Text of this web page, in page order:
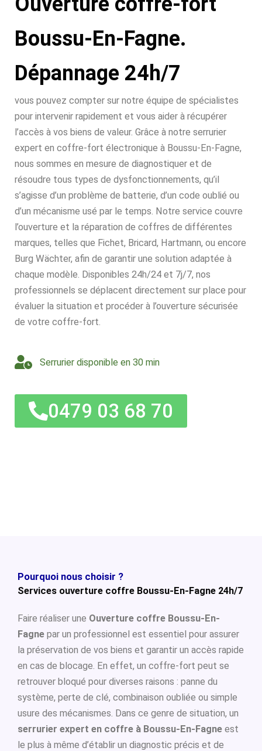
Boussu-En-Fagne.
Dépannage 24h/7
vous pouvez compter sur notre équipe de spécialistes
pour intervenir rapidement et vous aider à récupérer
l’accès à vos biens de valeur. Grâce à notre serrurier
expert en coffre-fort électronique à Boussu-En-Fagne,
nous sommes en mesure de diagnostiquer et de
résoudre tous types de dysfonctionnements, qu’il
s’agisse d’un problème de batterie, d’un code oublié ou
d’un mécanisme usé par le temps. Notre service couvre
l’ouverture et la réparation de coffres de différentes
marques, telles que Fichet, Bricard, Hartmann, ou encore
Burg Wächter, afin de garantir une solution adaptée à
chaque modèle. Disponibles 24h/24 et 7j/7, nos
professionnels se déplacent directement sur place pour
évaluer la situation et procéder à l’ouverture sécurisée
de votre coffre-fort.
Serrurier disponible en 30 min
0479 03 68 70
Pourquoi nous choisir ?
Services ouverture coffre Boussu-En-Fagne 24h/7
Faire réaliser une Ouverture coffre Boussu-En-
Fagne par un professionnel est essentiel pour assurer
la préservation de vos biens et garantir un accès rapide
en cas de blocage. En effet, un coffre-fort peut se
retrouver bloqué pour diverses raisons : panne du
système, perte de clé, combinaison oubliée ou simple
usure des mécanismes. Dans ce genre de situation, un
serrurier expert en coffre à Boussu-En-Fagne est
le plus à même d’établir un diagnostic précis et de